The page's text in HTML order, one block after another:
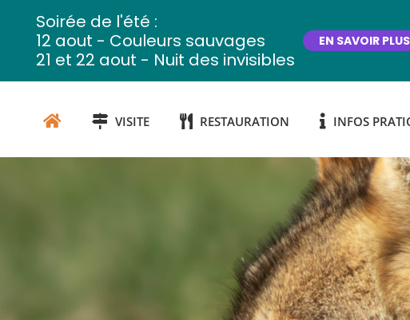
VISITE RESTAURATION INFOS
Soirée de l'été :
12 aout - Couleurs sauvages
21 et 22 aout - Nuit des invisibles
EN SAVOIR PLUS